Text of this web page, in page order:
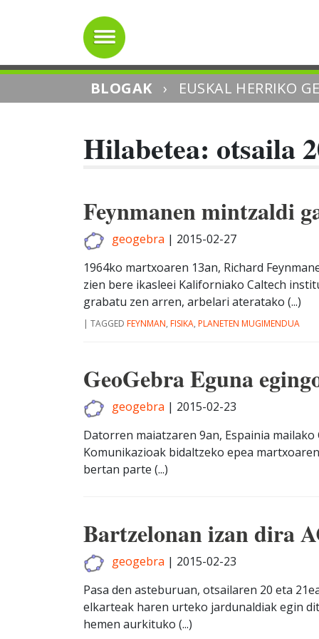
BLOGAK › EUSKAL HERRIKO
Hilabetea: otsaila
Feynmanen mintzaldi
geogebra | 2015-02-27
1964ko martxoaren 13an, Richard
zien bere ikasleei Kaliforniako Caltech
grabatu zen arren, arbelari ateratako (...)
| TAGGED FEYNMAN, FISIKA, PLANETEN MUGIMENDUA
GeoGebra Eguna
geogebra | 2015-02-23
Datorren maiatzaren 9an, Espainia
Komunikazioak bidaltzeko epea
bertan parte (...)
Bartzelonan izan dira
geogebra | 2015-02-23
Pasa den asteburuan, otsailaren 20 eta
elkarteak haren urteko jardunaldiak egin
hemen aurkituko (...)